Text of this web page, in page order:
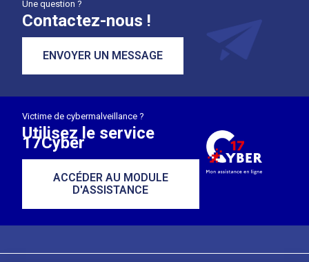
Une question ?
Contactez-nous !
ENVOYER UN MESSAGE
Victime de cybermalveillance ?
Utilisez le service
17Cyber
ACCÉDER AU MODULE
D'ASSISTANCE